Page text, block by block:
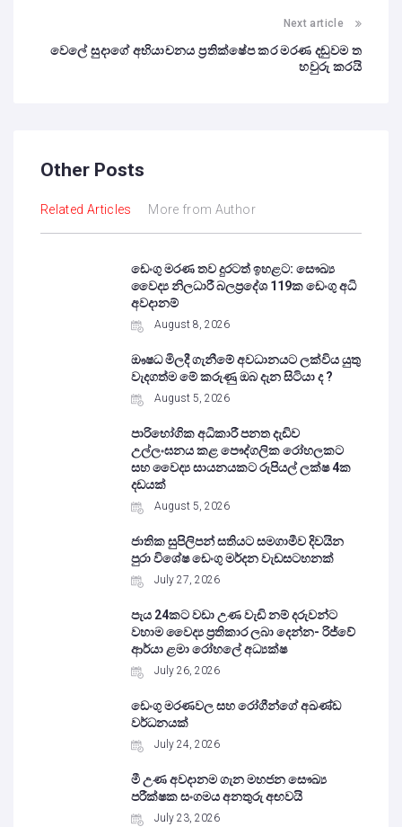
Next article
වෙලේ සුදාගේ අභියාචනය ප්‍රතික්ෂේප කර මරණ දඬුවම ත
හවුරු කරයි
Other Posts
Related Articles More from Author
ඩෙංගු මරණ තව දුරටත් ඉහළට: සෞඛ්‍ය
වෛද්‍ය නිලධාරී බලප්‍රදේශ 119ක ඩෙංගු අධි
අවදානම්
August 8, 2026
ඖෂධ මිලදී ගැනීමේ අවධානයට ලක්විය යුතු
වැදගත්ම මේ කරුණු ඔබ දැන සිටියා ද ?
August 5, 2026
පාරිභෝගික අධිකාරී පනත දැඩිව
උල්ලංඝනය කළ පෞද්ගලික රෝහලකට
සහ වෛද්‍ය සායනයකට රුපියල් ලක්ෂ 4ක
දඩයක්
August 5, 2026
ජාතික සුපිලිපන් සතියට සමගාමීව දිවයින
පුරා විශේෂ ඩෙංගු මර්දන වැඩසටහනක්
July 27, 2026
පැය 24කට වඩා උණ වැඩි නම් දරුවන්ට
වහාම වෛද්‍ය ප්‍රතිකාර ලබා දෙන්න- රිජ්වේ
ආර්යා ළමා රෝහලේ අධ්‍යක්ෂ
July 26, 2026
ඩෙංගු මරණවල සහ රෝගීන්ගේ අඛණ්ඩ
වර්ධනයක්
July 24, 2026
මී උණ අවදානම ගැන මහජන සෞඛ්‍ය
පරීක්ෂක සංගමය අනතුරු අඟවයි
July 23, 2026